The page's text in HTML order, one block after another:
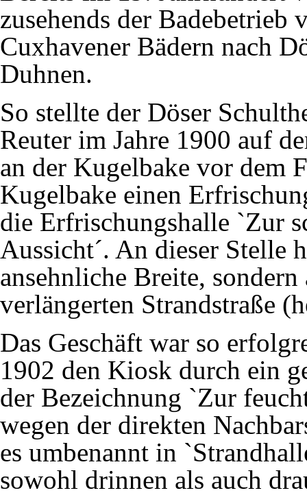
zusehends der Badebetrieb
Cuxhavener Bädern nach
Duhnen.
So stellte der Döser
Reuter im Jahre 1900 auf
an der Kugelbake vor dem
Kugelbake einen
die Erfrischungshalle `Zur
Aussicht´. An dieser Stelle
ansehnliche Breite,
verlängerten Strandstraße
Das Geschäft war so
1902 den Kiosk durch ein
der Bezeichnung `Zur
wegen der direkten
es umbenannt in
sowohl drinnen als auch